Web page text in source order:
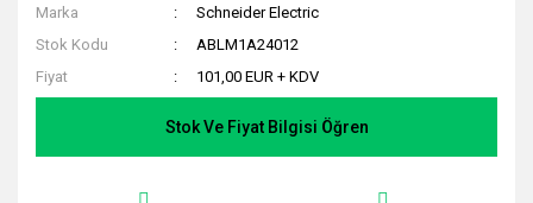
Marka
Schneider Electric
Stok Kodu
ABLM1A24012
Fiyat
101,00 EUR + KDV
Stok Ve Fiyat Bilgisi Öğren